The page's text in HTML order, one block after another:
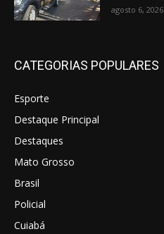
agosto 6, 2026
CATEGORIAS POPULARES
Esporte
Destaque Principal
Destaques
Mato Grosso
Brasil
Policial
Cuiabá